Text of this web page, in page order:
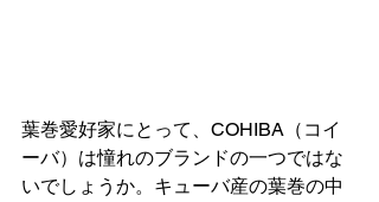
葉巻愛好家にとって、COHIBA（コイ
ーバ）は憧れのブランドの一つではな
いでしょうか。キューバ産の葉巻の中